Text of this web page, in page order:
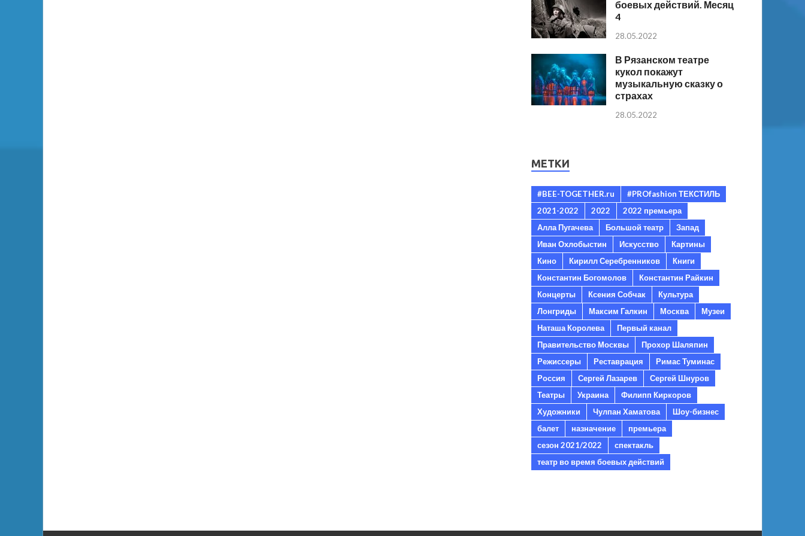
боевых действий. Месяц
4
28.05.2022
В Рязанском театре
кукол покажут
музыкальную сказку о
страхах
28.05.2022
МЕТКИ
#BEE-TOGETHER.ru
#PROfashion ТЕКСТИЛЬ
2021-2022
2022
2022 премьера
Алла Пугачева
Большой театр
Запад
Иван Охлобыстин
Искусство
Картины
Кино
Кирилл Серебренников
Книги
Константин Богомолов
Константин Райкин
Концерты
Ксения Собчак
Культура
Лонгриды
Максим Галкин Москва
Музеи
Наташа Королева
Первый канал
Правительство Москвы
Прохор Шаляпин
Режиссеры
Реставрация
Римас Туминас
Россия
Сергей Лазарев
Сергей Шнуров
Театры
Украина
Филипп Киркоров
Художники
Чулпан Хаматова
Шоу-бизнес
балет
назначение
премьера
сезон 2021/2022
спектакль
театр во время боевых действий